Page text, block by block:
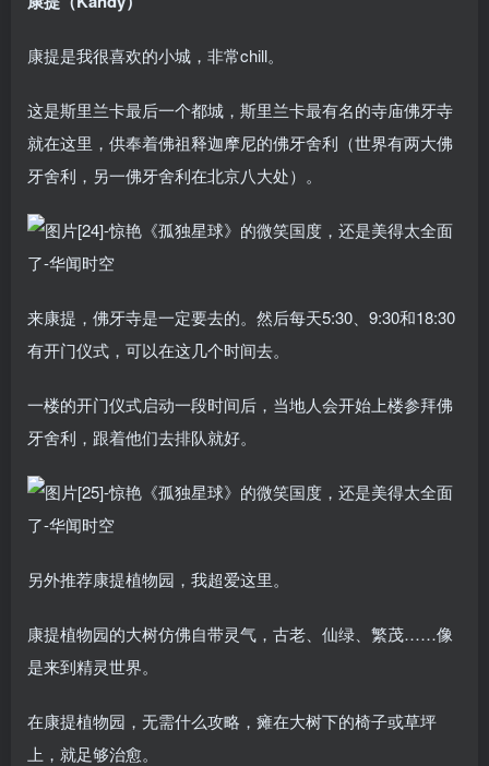
康提是我很喜欢的小城，非常chill。
这是斯里兰卡最后一个都城，斯里兰卡最有名的寺庙佛牙寺
就在这里，供奉着佛祖释迦摩尼的佛牙舍利（世界有两大佛
牙舍利，另一佛牙舍利在北京八大处）。
来康提，佛牙寺是一定要去的。然后每天5:30、9:30和18:30
有开门仪式，可以在这几个时间去。
一楼的开门仪式启动一段时间后，当地人会开始上楼参拜佛
牙舍利，跟着他们去排队就好。
另外推荐康提植物园，我超爱这里。
康提植物园的大树仿佛自带灵气，古老、仙绿、繁茂……像
是来到精灵世界。
在康提植物园，无需什么攻略，瘫在大树下的椅子或草坪
上，就足够治愈。